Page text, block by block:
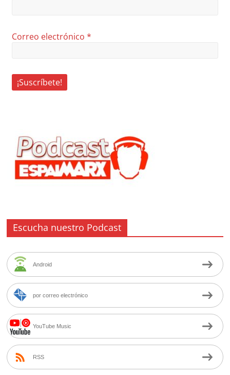
Correo electrónico*
Escucha nuestro Podcast
Android
por correo electrónico
YouTube Music
RSS